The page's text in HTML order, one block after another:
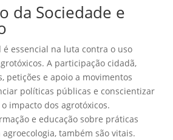
da Sociedade e
é essencial na luta contra o uso
A participação cidadã,
petições e apoio a movimentos
políticas públicas e conscientizar
impacto dos agrotóxicos.
e educação sobre práticas
também são vitais.